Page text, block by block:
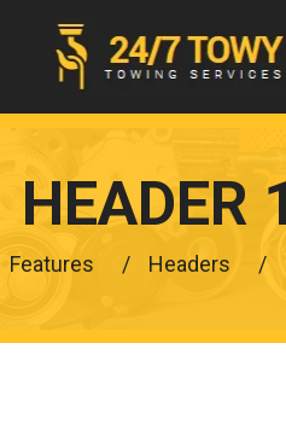
HEADER 1
Features Headers